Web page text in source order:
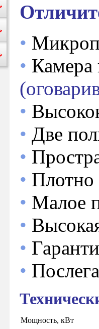
•
• Камера
•
• Две
•
• Плотно
• Малое
•
•
•
Мощность, кВт